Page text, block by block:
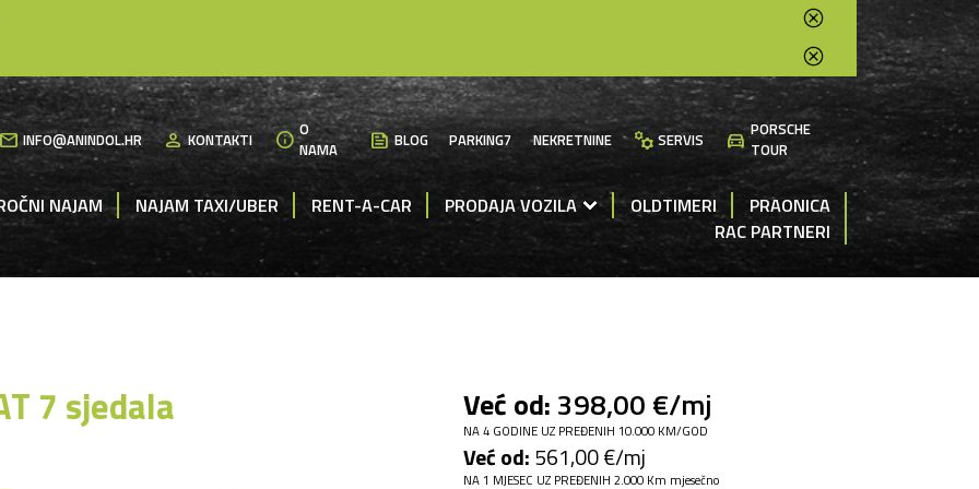
INFO@ANINDOL.HR personKONTAKTI info O
NAMA
NewsBLOG PARKING7 NEKRETNINE manufacturing SERVIS directions_car PORSCHE
TOUR
NAJAM NAJAM TAXI/UBER RENT-A-CAR PRODAJA VOZILA OLDTIMERI
PRAONICA
RAC PARTNERI
7 sjedala Već od: 398,00 €/mj
NA 4 GODINE UZ PREĐENIH 10.000 KM/GOD
Već od: 561,00 €/mj
NA 1 MJESEC UZ PREĐENIH 2.000 Km mjesečno